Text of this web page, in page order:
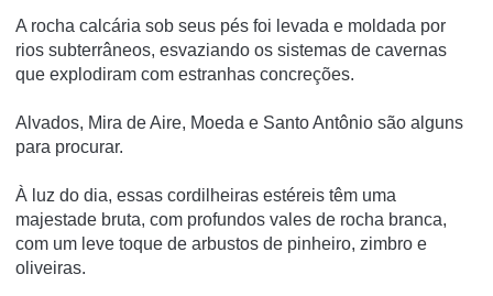
A rocha calcária sob seus pés foi levada e moldada por
rios subterrâneos, esvaziando os sistemas de cavernas
que explodiram com estranhas concreções.
Alvados, Mira de Aire, Moeda e Santo Antônio são alguns
para procurar.
À luz do dia, essas cordilheiras estéreis têm uma
majestade bruta, com profundos vales de rocha branca,
com um leve toque de arbustos de pinheiro, zimbro e
oliveiras.